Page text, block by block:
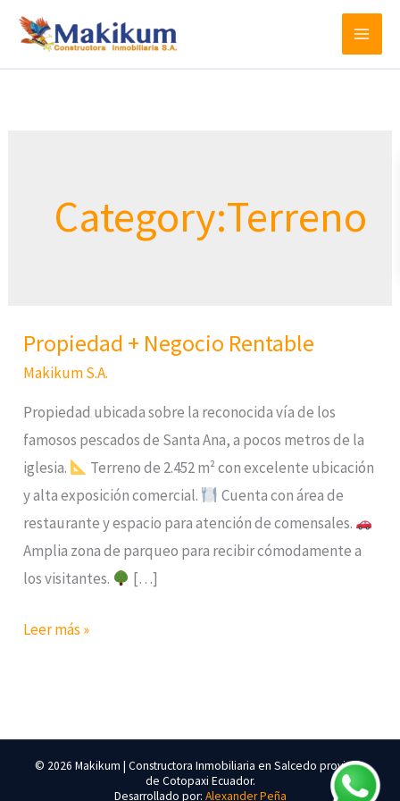
Category:Terreno
Propiedad + Negocio Rentable
Makikum S.A.
Propiedad ubicada sobre la reconocida vía de los
famosos pescados de Santa Ana, a pocos metros de la
iglesia.
Terreno de 2.452 m² con excelente ubicación
y alta exposición comercial.
Cuenta con área de
restaurante y espacio para atención de comensales.
Amplia zona de parqueo para recibir cómodamente a
los visitantes.
[…]
Propiedad
+
Rentable
Leer más »
© 2026 Makikum | Constructora Inmobiliaria en Salcedo provincia
de Cotopaxi Ecuador.
Desarrollado por: Alexander Peña